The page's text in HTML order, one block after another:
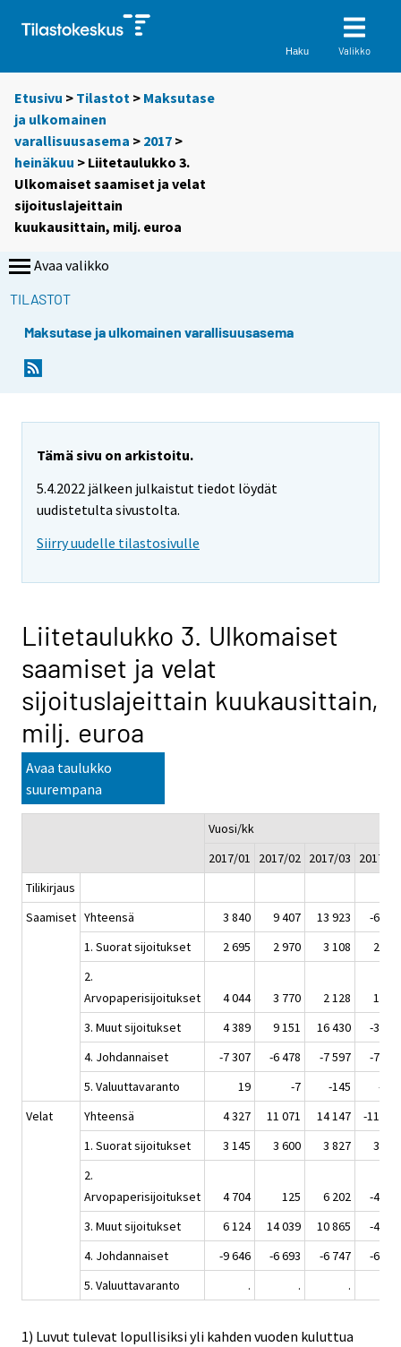
Haku Valikko
Etusivu > Tilastot > Maksutase
ja ulkomainen
varallisuusasema > 2017 >
heinäkuu > Liitetaulukko 3.
Ulkomaiset saamiset ja velat
sijoituslajeittain
kuukausittain, milj. euroa
Avaa valikko
TILASTOT
Maksutase ja ulkomainen varallisuusasema
Tämä sivu on arkistoitu.
5.4.2022 jälkeen julkaistut tiedot löydät
uudistetulta sivustolta.
Siirry uudelle tilastosivulle
Liitetaulukko 3. Ulkomaiset
saamiset ja velat
sijoituslajeittain kuukausittain,
milj. euroa
Avaa taulukko
suurempana
Vuosi/kk
2017/01
2017/02 2017/03
2017/04
Tilikirjaus
Saamiset Yhteensä 3 840 9 407 13 923
-6 328
1. Suorat sijoitukset
2 695 2 970 3 108
2 924
2.
Arvopaperisijoitukset
4 044 3 770 2 128
1 476
3. Muut sijoitukset
4 389 9 151 16 430
-3 204
4. Johdannaiset
-7 307 -6 478 -7 597
-7 220
5. Valuuttavaranto
19 -7 -145
-305
Velat
Yhteensä 4 327 11 071 14 147
-11 628
1. Suorat sijoitukset
3 145 3 600 3 827
3 524
2.
Arvopaperisijoitukset
4 704 125 6 202
-4 205
3. Muut sijoitukset
6 124 14 039 10 865
-4 120
4. Johdannaiset
-9 646 -6 693 -6 747
-6 828
5. Valuuttavaranto
. . .
1) Luvut tulevat lopullisiksi yli kahden vuoden kuluttua